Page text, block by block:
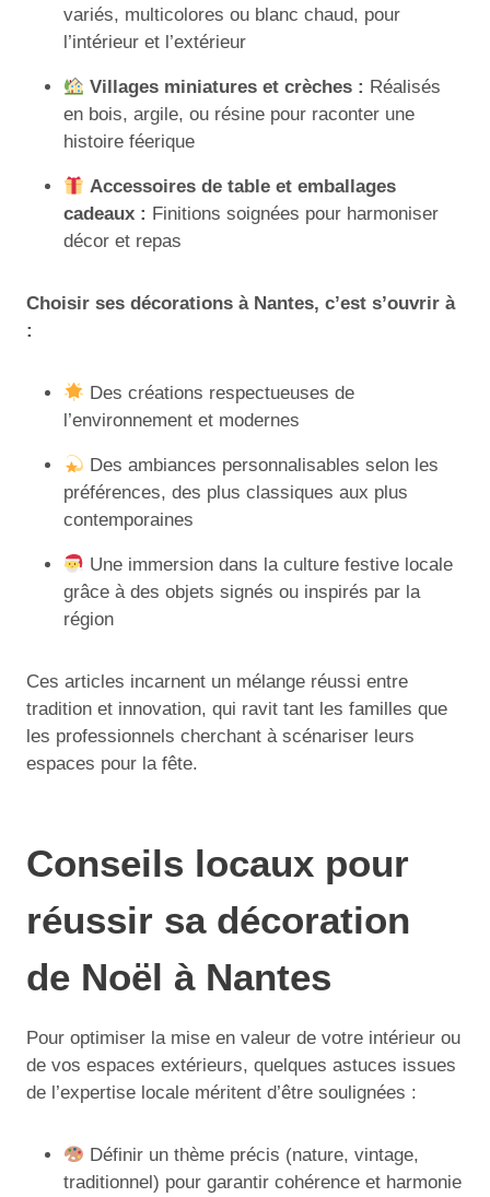
variés, multicolores ou blanc chaud, pour
l’intérieur et l’extérieur
Villages miniatures et crèches : Réalisés
en bois, argile, ou résine pour raconter une
histoire féerique
Accessoires de table et emballages
cadeaux : Finitions soignées pour harmoniser
décor et repas
Choisir ses décorations à Nantes, c’est s’ouvrir à
:
Des créations respectueuses de
l’environnement et modernes
Des ambiances personnalisables selon les
préférences, des plus classiques aux plus
contemporaines
Une immersion dans la culture festive locale
grâce à des objets signés ou inspirés par la
région
Ces articles incarnent un mélange réussi entre
tradition et innovation, qui ravit tant les familles que
les professionnels cherchant à scénariser leurs
espaces pour la fête.
Conseils locaux pour
réussir sa décoration
de Noël à Nantes
Pour optimiser la mise en valeur de votre intérieur ou
de vos espaces extérieurs, quelques astuces issues
de l’expertise locale méritent d’être soulignées :
Définir un thème précis (nature, vintage,
traditionnel) pour garantir cohérence et harmonie